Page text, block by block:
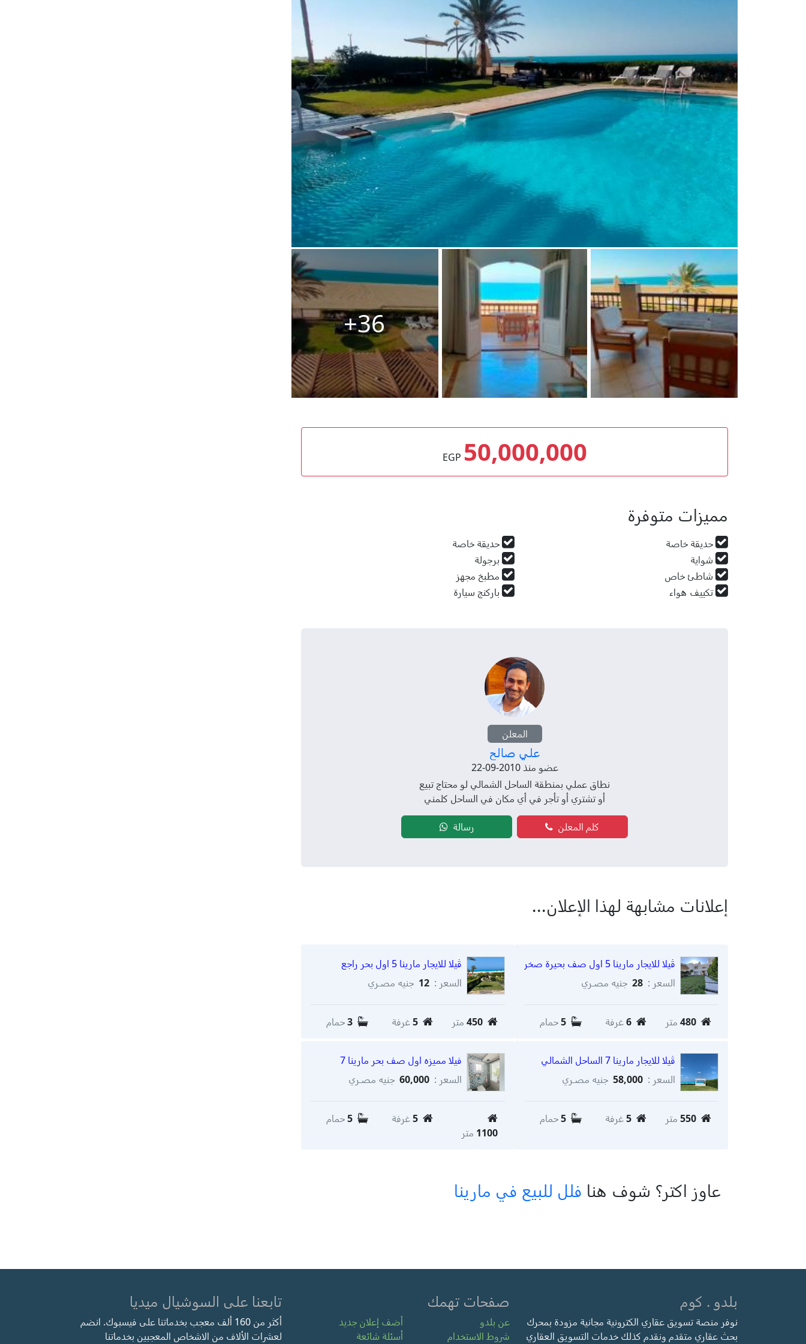
36+
50,000,000
مميزات متوفرة
حديقة خاصة
حديقة خاصة
شواية
برجولة
شاطئ خاص
مطبخ مجهز
تكييف هواء
باركنج سيارة
المعلن
علي صالح
عضو منذ 2010-09-22
نطاق عملي بمنطقة الساحل الشمالي لو محتاج تبيع
أو تشتري أو تأجر في أي مكان في الساحل كلمني
كلم المعلن رسالة
إعلانات مشابهة لهذا الإعلان...
ڤيلا للايجار مارينا 5 اول صف بحيرة صخريه
السعر : 28 جنيه مصـري
480 متر 6غرفة 5حمام
ڤيلا للايجار مارينا 5 اول بحر راجع
السعر : 12 جنيه مصـري
450 متر 5غرفة 3حمام
ڤيلا للايجار مارينا 7 الساحل الشمالي
السعر : 58,000 جنيه مصـري
550 متر 5غرفة 5حمام
فيلا مميزه اول صف بحر مارينا 7
السعر : 60,000 جنيه مصـري
1100 متر
5غرفة 5حمام
عاوز اكتر؟ شوف هنا فلل للبيع في مارينا
بلدو . كوم
نوفر منصة تسويق عقاري الكترونية مجانية مزودة بمحرك
بحث عقاري متقدم ونقدم كذلك خدمات التسويق العقاري
صفحات تهمك
عن بلدو
أضف إعلان جديد
شروط الاستخدام
أسئلة شائعة
تابعنا على السوشيال ميديا
أكثر من 160 ألف معجب بخدماتنا على فيسبوك. انضم
لعشرات الألاف من الاشخاص المعجبين بخدماتنا